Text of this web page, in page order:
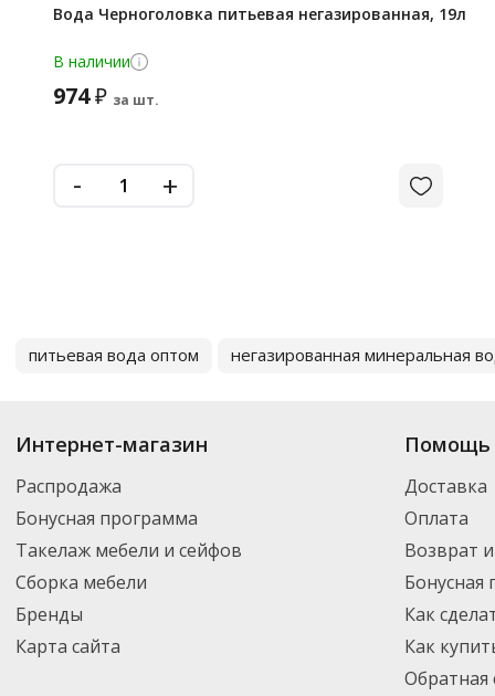
Вода Черноголовка питьевая негазированная, 19л
В наличии
974₽ за шт.
- +
питьевая вода оптом негазированная минеральная
Интернет-магазин
Распродажа
Бонусная программа
Такелаж мебели и сейфов
Сборка мебели
Бренды
Карта сайта
Помощь
Доставка
Оплата
Возврат
Бонусная
Как
Как
Обратная